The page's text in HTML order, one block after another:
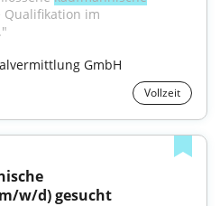
im
GmbH
Vollzeit
w/d) gesucht